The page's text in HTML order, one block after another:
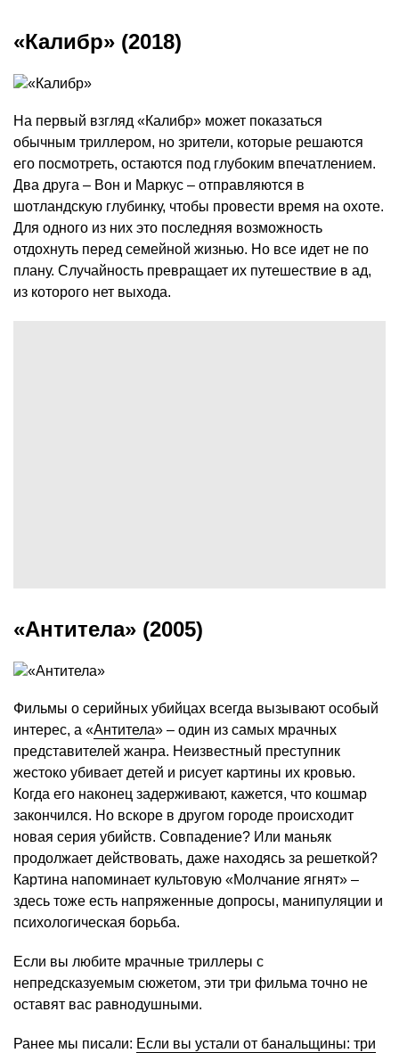
«Калибр» (2018)
На первый взгляд «Калибр» может показаться
обычным триллером, но зрители, которые решаются
его посмотреть, остаются под глубоким впечатлением.
Два друга – Вон и Маркус – отправляются в
шотландскую глубинку, чтобы провести время на охоте.
Для одного из них это последняя возможность
отдохнуть перед семейной жизнью. Но все идет не по
плану. Случайность превращает их путешествие в ад,
из которого нет выхода.
«Антитела» (2005)
Фильмы о серийных убийцах всегда вызывают особый
интерес, а «Антитела» – один из самых мрачных
представителей жанра. Неизвестный преступник
жестоко убивает детей и рисует картины их кровью.
Когда его наконец задерживают, кажется, что кошмар
закончился. Но вскоре в другом городе происходит
новая серия убийств. Совпадение? Или маньяк
продолжает действовать, даже находясь за решеткой?
Картина напоминает культовую «Молчание ягнят» –
здесь тоже есть напряженные допросы, манипуляции и
психологическая борьба.
Если вы любите мрачные триллеры с
непредсказуемым сюжетом, эти три фильма точно не
оставят вас равнодушными.
Ранее мы писали: Если вы устали от банальщины: три